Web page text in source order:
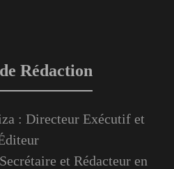
Rédaction
: Directeur Exécutif et
et Rédacteur en